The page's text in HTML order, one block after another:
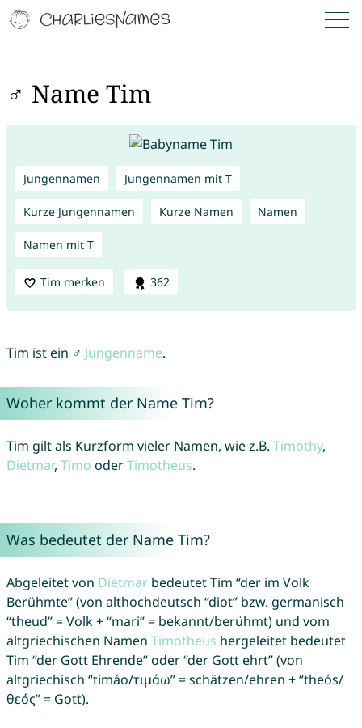
♂ Name Tim
Jungennamen Jungennamen mit T
Kurze Jungennamen Kurze Namen Namen
Namen mit T
Tim merken 362
Tim ist ein ♂ Jungenname.
Woher kommt der Name Tim?
Tim gilt als Kurzform vieler Namen, wie z.B. Timothy,
Dietmar, Timo oderTimotheus.
Was bedeutet der Name Tim?
Abgeleitet von Dietmarbedeutet Tim “der im Volk
Berühmte” (von althochdeutsch “diot” bzw. germanisch
“theud” = Volk + “mari” = bekannt/berühmt) und vom
altgriechischen Namen Timotheus hergeleitet bedeutet
Tim “der Gott Ehrende” oder “der Gott ehrt” (von
altgriechisch “timáo/τιμάω” = schätzen/ehren + “theós/
θεός” = Gott).